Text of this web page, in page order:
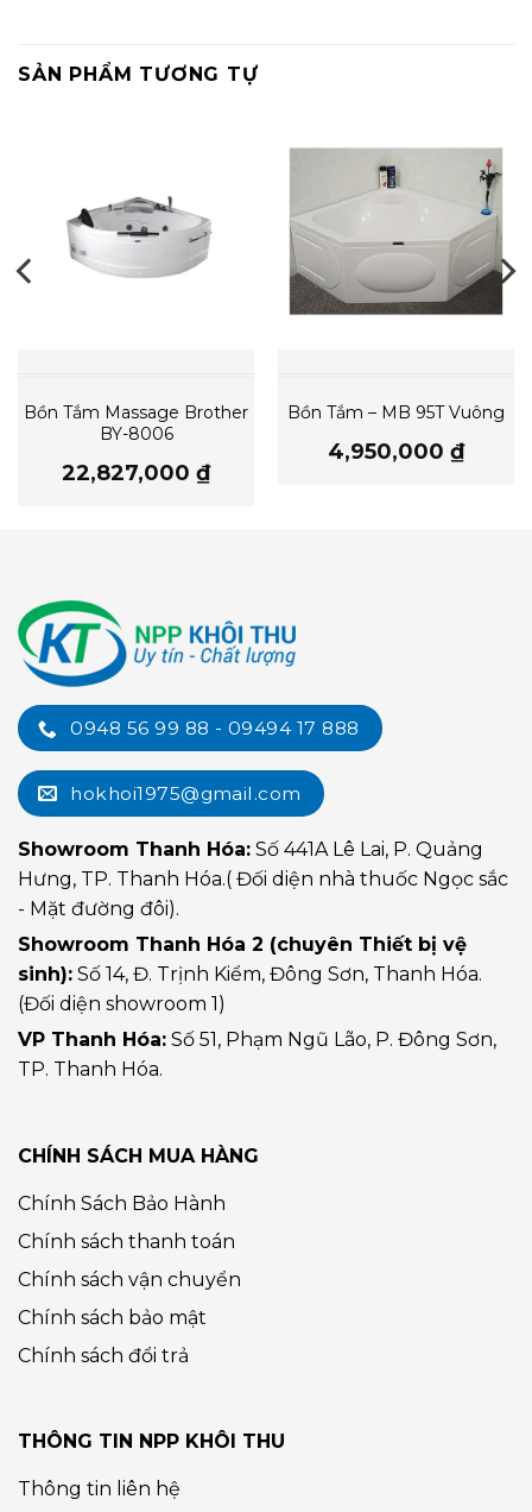
SẢN PHẨM TƯƠNG TỰ
Bồn Tắm Massage Brother
BY-8006
22,827,000 ₫
Bồn Tắm – MB 95T Vuông
4,950,000 ₫
0948 56 99 88 - 09494 17 888
hokhoi1975@gmail.com
Showroom Thanh Hóa: Số 441A Lê Lai, P. Quảng
Hưng, TP. Thanh Hóa.( Đối diện nhà thuốc Ngọc sắc
- Mặt đường đôi).
Showroom Thanh Hóa 2 (chuyên Thiết bị vệ
sinh): Số 14, Đ. Trịnh Kiểm, Đông Sơn, Thanh Hóa.
(Đối diện showroom 1)
VP Thanh Hóa: Số 51, Phạm Ngũ Lão, P. Đông Sơn,
TP. Thanh Hóa.
CHÍNH SÁCH MUA HÀNG
Chính Sách Bảo Hành
Chính sách thanh toán
Chính sách vận chuyển
Chính sách bảo mật
Chính sách đổi trả
THÔNG TIN NPP KHÔI THU
Thông tin liên hệ